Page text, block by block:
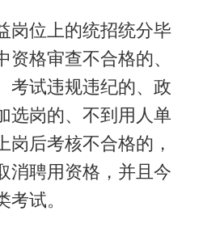
岗位上的统招统分毕
格审查不合格的、
考试违规违纪的、政
选岗的、不到用人单
岗后考核不合格的，
消聘用资格，并且今
试。